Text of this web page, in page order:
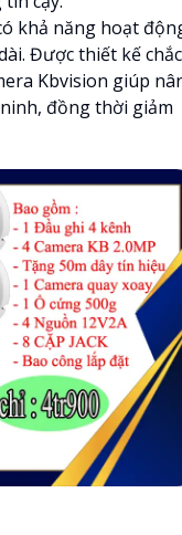
khả năng hoạt
Được thiết kế chắc
Kbvision giúp
đồng thời giảm